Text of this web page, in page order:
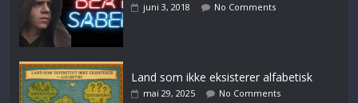
juni 3, 2018 No Comments
Land som ikke eksisterer alfabetisk
mai 29, 2025 No Comments